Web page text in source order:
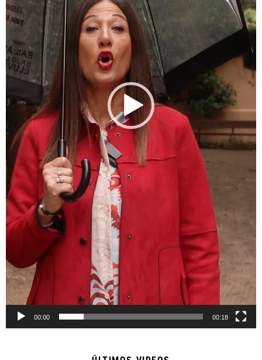
00:00 00:18